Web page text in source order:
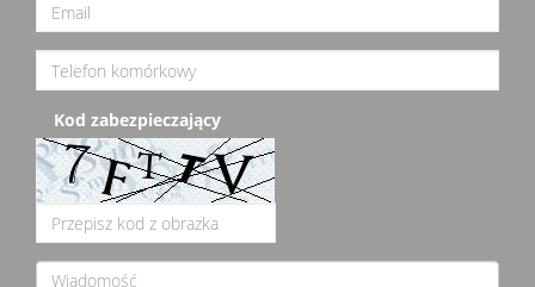
Kod zabezpieczający